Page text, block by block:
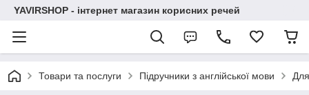
YAVIRSHOP - інтернет магазин корисних речей
Товари та послуги Підручники з англійської мови